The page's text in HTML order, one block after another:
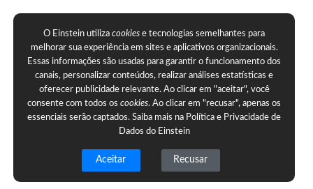
O Einstein utilizacookies e tecnologias semelhantes para
melhorar sua experiência em sites e aplicativos organizacionais.
Essas informações são usadas para garantir o funcionamento dos
canais, personalizar conteúdos, realizar análises estatísticas e
oferecer publicidade relevante. Ao clicar em "aceitar", você
consente com todos oscookies. Ao clicar em "recusar", apenas os
essenciais serão captados. Saiba mais na Política e Privacidade de
Dados do Einstein
Aceitar Recusar